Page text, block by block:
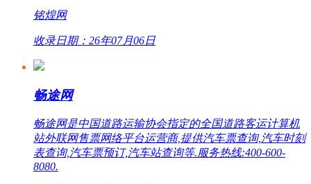
铭煌网
收录日期：26年07月06日
畅途网
畅途网是中国道路运输协会指定的全国道路客运计算机
站外联网售票网络平台运营商,提供汽车票查询,汽车时刻
表查询,汽车票预订,汽车站查询等.服务热线:400-600-
8080.